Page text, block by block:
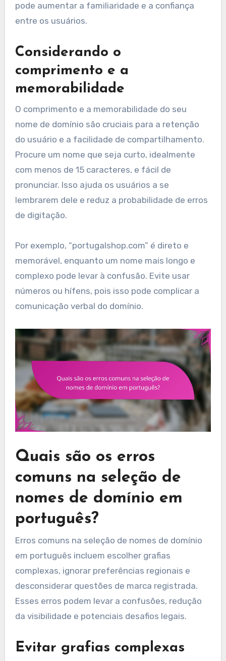
pode aumentar a familiaridade e a confiança
entre os usuários.
Considerando o
comprimento e a
memorabilidade
O comprimento e a memorabilidade do seu
nome de domínio são cruciais para a retenção
do usuário e a facilidade de compartilhamento.
Procure um nome que seja curto, idealmente
com menos de 15 caracteres, e fácil de
pronunciar. Isso ajuda os usuários a se
lembrarem dele e reduz a probabilidade de erros
de digitação.
Por exemplo, “portugalshop.com” é direto e
memorável, enquanto um nome mais longo e
complexo pode levar à confusão. Evite usar
números ou hífens, pois isso pode complicar a
comunicação verbal do domínio.
Quais são os erros
comuns na seleção de
nomes de domínio em
português?
Erros comuns na seleção de nomes de domínio
em português incluem escolher grafias
complexas, ignorar preferências regionais e
desconsiderar questões de marca registrada.
Esses erros podem levar a confusões, redução
da visibilidade e potenciais desafios legais.
Evitar grafias complexas